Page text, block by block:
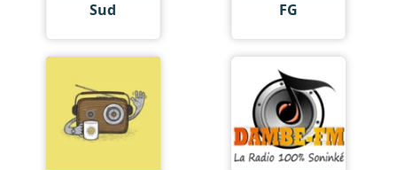
Sud FG